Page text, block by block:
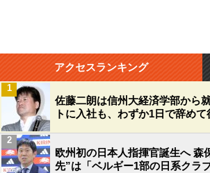
アクセスランキング
佐藤二朗は信州大経済学部から
トに入社も、わずか1日で辞め
1
欧州初の日本人指揮官誕生へ 森
先”は「ベルギー1部の日系クラ
2